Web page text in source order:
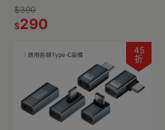
384
$390
$290
45
折